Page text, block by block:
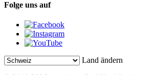
Folge uns auf
Land ändern